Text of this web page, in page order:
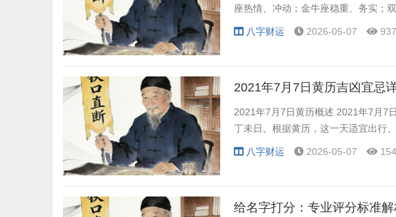
座热情、冲动；金牛座稳重、务实；
八字财运 2026-05-07 937
2021年7月7日黄历吉凶宜忌
2021年7月7日黄历概述 2021年7月7
丁未日。根据黄历，这一天适宜出行
八字财运 2026-05-07 154
给名字打分：专业评分标准